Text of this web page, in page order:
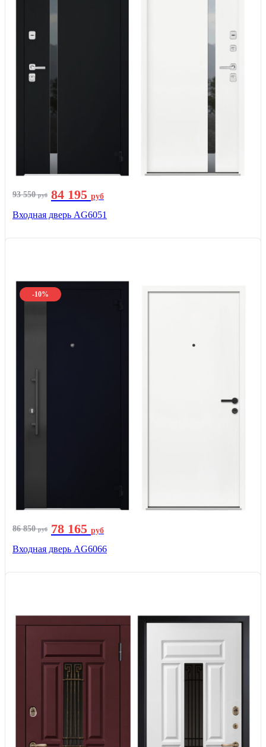
93 550руб 84 195 руб
Входная дверь AG6051
-10%
86 850руб 78 165 руб
Входная дверь AG6066